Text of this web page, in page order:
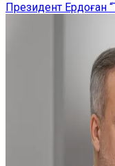
Президент Ердоған